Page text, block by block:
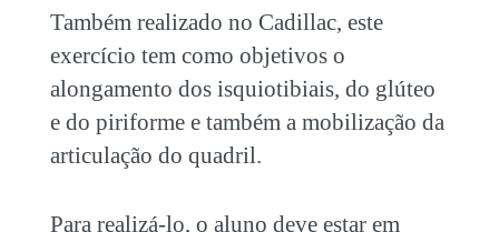
Também realizado no Cadillac, este
exercício tem como objetivos o
alongamento dos isquiotibiais, do glúteo
e do piriforme e também a mobilização da
articulação do quadril.
Para realizá-lo, o aluno deve estar em